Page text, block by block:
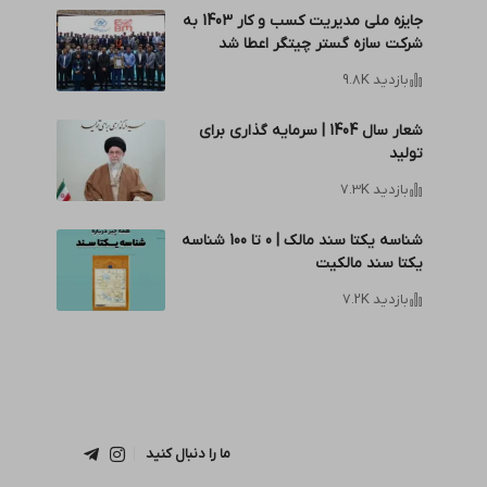
جایزه ملی مدیریت کسب و کار 1403 به
شرکت سازه گستر چیتگر اعطا شد
بازدید 9.8K
شعار سال 1404 | سرمایه گذاری برای
تولید
بازدید 7.3K
شناسه یکتا سند مالک | 0 تا 100 شناسه
یکتا سند مالکیت
بازدید 7.2K
ما را دنبال کنید